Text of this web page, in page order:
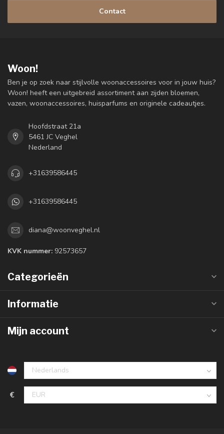
Contact
Woon!
Ben je op zoek naar stijlvolle woonaccessoires voor in jouw huis?
Woon! heeft een uitgebreid assortiment aan zijden bloemen,
vazen, woonaccessoires, huisparfums en originele cadeautjes.
Hoofdstraat 21a
5461 JC Veghel
Nederland
+31639586445
+31639586445
diana@woonveghel.nl
KVK nummer: 92573657
Categorieën
Informatie
Mijn account
€